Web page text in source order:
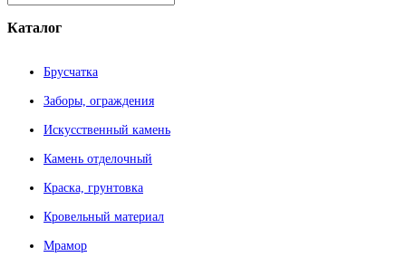
Каталог
Брусчатка
Заборы, ограждения
Искусственный камень
Камень отделочный
Краска, грунтовка
Кровельный материал
Мрамор